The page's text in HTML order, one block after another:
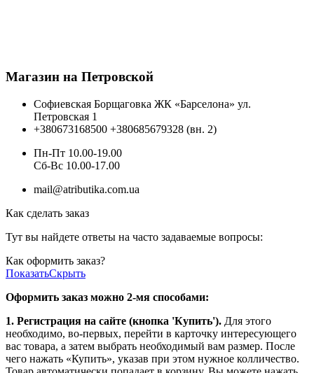
Магазин на Петровской
Софиевская Борщаговка ЖК «Барселона» ул.
Петровская 1
+380673168500 +380685679328 (вн. 2)
Пн-Пт 10.00-19.00
Cб-Вс 10.00-17.00
mail@atributika.com.ua
Как сделать заказ
Тут вы найдете ответы на часто задаваемые вопросы:
Как оформить заказ?
ПоказатьСкрыть
Оформить заказ можно 2-мя способами:
1. Регистрация на сайте (кнопка 'Купить'). Для этого
необходимо, во-первых, перейти в карточку интересующего
вас товара, а затем выбрать необходимый вам размер. После
чего нажать «Купить», указав при этом нужное колличество.